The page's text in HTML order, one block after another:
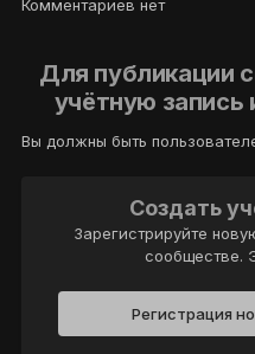
Комментариев нет
Для публикации
учётную запись
Вы должны быть
Создать
Зарегистрируйте
сообществе.
Регистрация